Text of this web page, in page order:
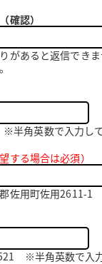
確認）
があると返信でき
角英数で入力して
する場合は必須）
佐用町佐用2611-1
※半角英数で入力